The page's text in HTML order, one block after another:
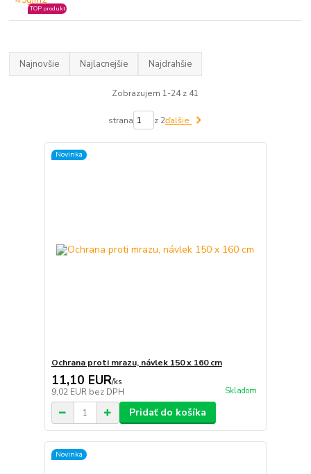
TOP produkt
Najnovšie Najlacnejšie Najdrahšie
Zobrazujem 1-24 z 41
strana z 2ďalšie
Novinka
Ochrana proti mrazu, návlek 150 x 160 cm
11,10 EUR/ks
9,02 EUR bez DPH Skladom
Pridať do košíka
Novinka